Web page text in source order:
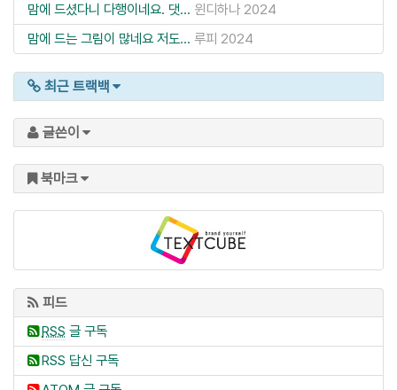
맘에 드셨다니 다행이네요. 댓... 윈디하나 2024
맘에 드는 그림이 많네요 저도... 루피 2024
최근 트랙백
글쓴이
북마크
피드
RSS 글 구독
RSS 답신 구독